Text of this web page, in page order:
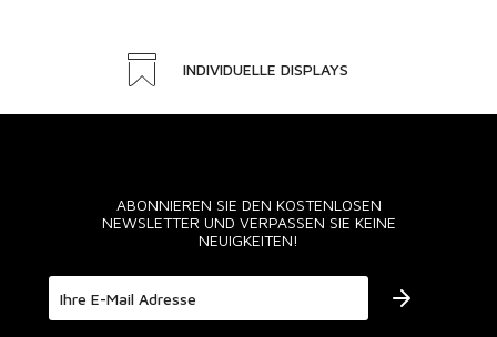
INDIVIDUELLE DISPLAYS
ABONNIEREN SIE DEN KOSTENLOSEN
NEWSLETTER UND VERPASSEN SIE KEINE
NEUIGKEITEN!